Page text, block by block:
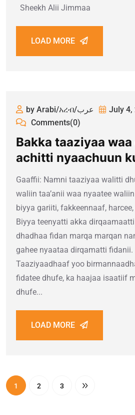
Sheekh Alii Jimmaa
LOAD MORE
by Arabi/አረብ/عرب
July 4,
Comments(0)
Bakka taaziyaa
achitti nyaachuun
Gaaffii: Namni taaziyaa walitti
waliin taa’anii waa nyaatee
biyya gariiti, fakkeennaaf,
Biyya teenyatti akka
dhadhaa fidan marqa marqan
gahee nyaataa dirqamatti
Taaziyaadhaaf yoo
fidatee dhufe, ka haajaa isaatiif
dhufe...
LOAD MORE
1 2 3